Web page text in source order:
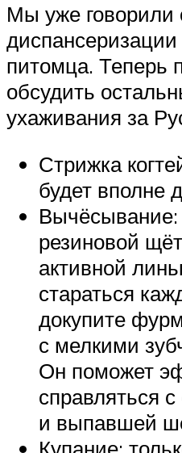
Мы уже говорили
питомца. Теперь
обсудить
ухаживания за
Стрижка
будет вполне
резиновой
активной
стараться
докупите
с мелкими
Он поможет
справляться
и выпавшей